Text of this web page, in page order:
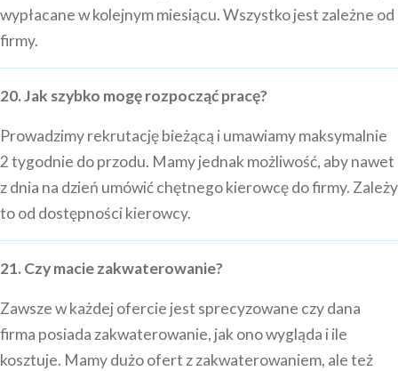
wypłacane w kolejnym miesiącu. Wszystko jest zależne od
firmy.
20. Jak szybko mogę rozpocząć pracę?
Prowadzimy rekrutację bieżącą i umawiamy maksymalnie
2 tygodnie do przodu. Mamy jednak możliwość, aby nawet
z dnia na dzień umówić chętnego kierowcę do firmy. Zależy
to od dostępności kierowcy.
21. Czy macie zakwaterowanie?
Zawsze w każdej ofercie jest sprecyzowane czy dana
firma posiada zakwaterowanie, jak ono wygląda i ile
kosztuje. Mamy dużo ofert z zakwaterowaniem, ale też